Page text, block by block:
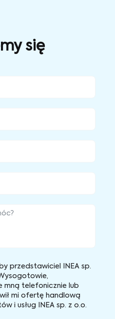
się
przedstawiciel INEA sp.
mną telefonicznie lub
mi ofertę handlową
i usług INEA sp. z o.o.